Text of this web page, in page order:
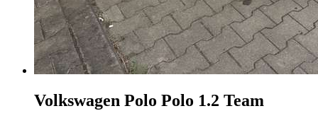
Volkswagen Polo Polo 1.2 Team